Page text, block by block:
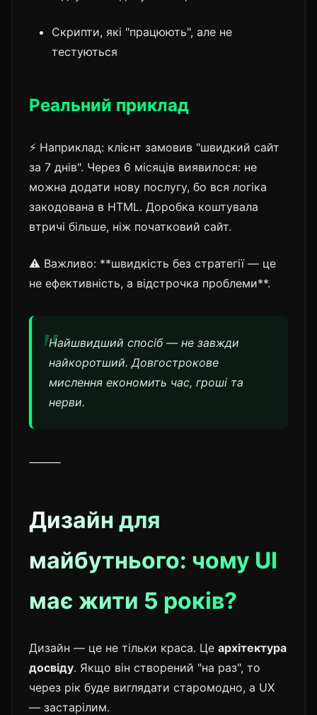
Скрипти, які "працюють", але не
тестуються
Реальний приклад
⚡ Наприклад: клієнт замовив "швидкий сайт
за 7 днів". Через 6 місяців виявилося: не
можна додати нову послугу, бо вся логіка
закодована в HTML. Доробка коштувала
втричі більше, ніж початковий сайт.
⚠️ Важливо: **швидкість без стратегії — це
не ефективність, а відстрочка проблеми**.
Найшвидший спосіб — не завжди
найкоротший. Довгострокове
мислення економить час, гроші та
нерви.
⸻
Дизайн для
майбутнього: чому UI
має жити 5 років?
Дизайн — це не тільки краса. Це архітектура
досвіду. Якщо він створений "на раз", то
через рік буде виглядати старомодно, а UX
— застарілим.